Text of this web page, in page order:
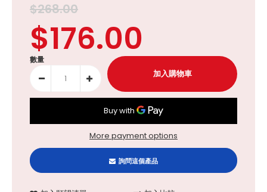
$268.00
$176.00
數量
More payment options
詢問這個產品